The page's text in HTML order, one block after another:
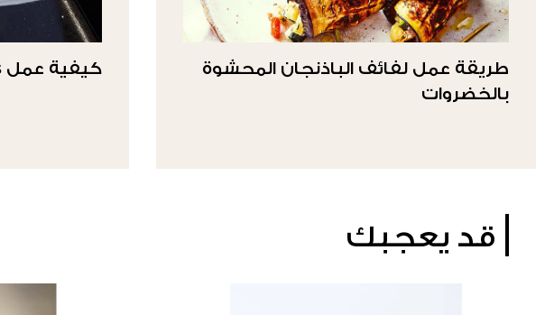
طريقة عمل لفائف الباذنجان المحشوة
بالخضروات
كيفية عمل Chicken Quesadillas
قد يعجبك